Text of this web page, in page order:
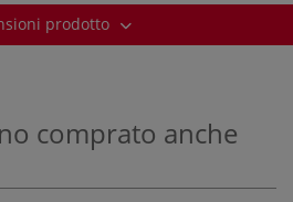
prodotto
comprato anche